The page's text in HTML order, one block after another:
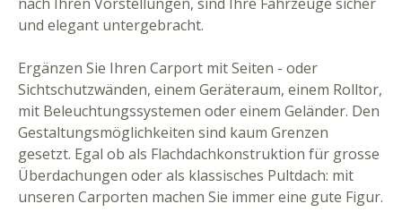
und elegant untergebracht.
Ergänzen Sie Ihren Carport mit Seiten - oder
Sichtschutzwänden, einem Geräteraum, einem Rolltor,
mit Beleuchtungssystemen oder einem Geländer. Den
Gestaltungsmöglichkeiten sind kaum Grenzen
gesetzt. Egal ob als Flachdachkonstruktion für grosse
Überdachungen oder als klassisches Pultdach: mit
unseren Carporten machen Sie immer eine gute Figur.